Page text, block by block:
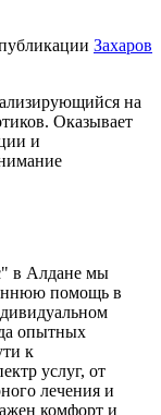
Захаров
на
Оказывает
и
в Алдане мы
помощь в
опытных
к
услуг, от
лечения и
комфорт и